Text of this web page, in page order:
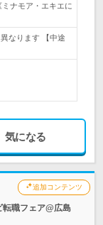
ミナモア・エキエに
なります 【中途
気になる
追加コンテンツ
職フェア@広島